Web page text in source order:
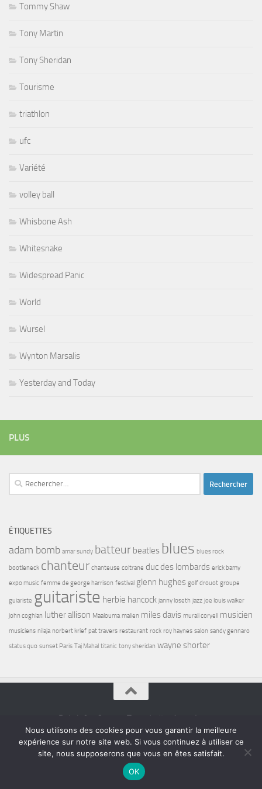
Tommy Shaw
Tony Martin
Tony Sheridan
Tourisme
triathlon
ufc
Variété
volley ball
Whisbone Ash
Whitesnake
Widespread Panic
World
Wursel
Wynton Marsalis
Yesterday and Today
PLUS
Rechercher :
ÉTIQUETTES
adam bomb amar sundy batteur beatles blues blues rock
bootleneck chanteur chanteuse coltrane duc des lombards erick bamy
expo music femme de george harrison festival glenn hughes golf drouot groupe
guiariste guitariste herbie hancock janny loseth jazz joe louis walker
john coghlan luther allison Maalouma malien miles davis murali coryell musicien
musiciens nilaja norbert krief pat travers restaurant rock roy haynes salon sandy gennaro
status quo sunset Paris Taj Mahal titanic tony sheridan wayne shorter
Bel7 Infos © 2026. Tous droits réservés.
Fièrement propulsé par - Conçu parThème Hueman
Nous utilisons des cookies pour vous garantir la meilleure
expérience sur notre site web. Si vous continuez à utiliser ce
site, nous supposerons que vous en êtes satisfait.
OK